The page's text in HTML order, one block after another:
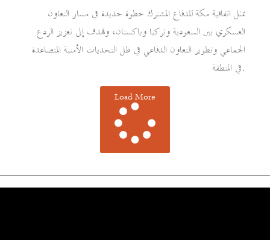
تمثل اتفاقية مكة للدفاع المشترك خطوة جديدة في مسار التعاون
العسكري بين السعودية وتركيا وباكستان، وتهدف إلى تعزيز الردع
الجماعي وتطوير التعاون الدفاعي في ظل التحديات الأمنية المتصاعدة
في المنطقة.
Load More